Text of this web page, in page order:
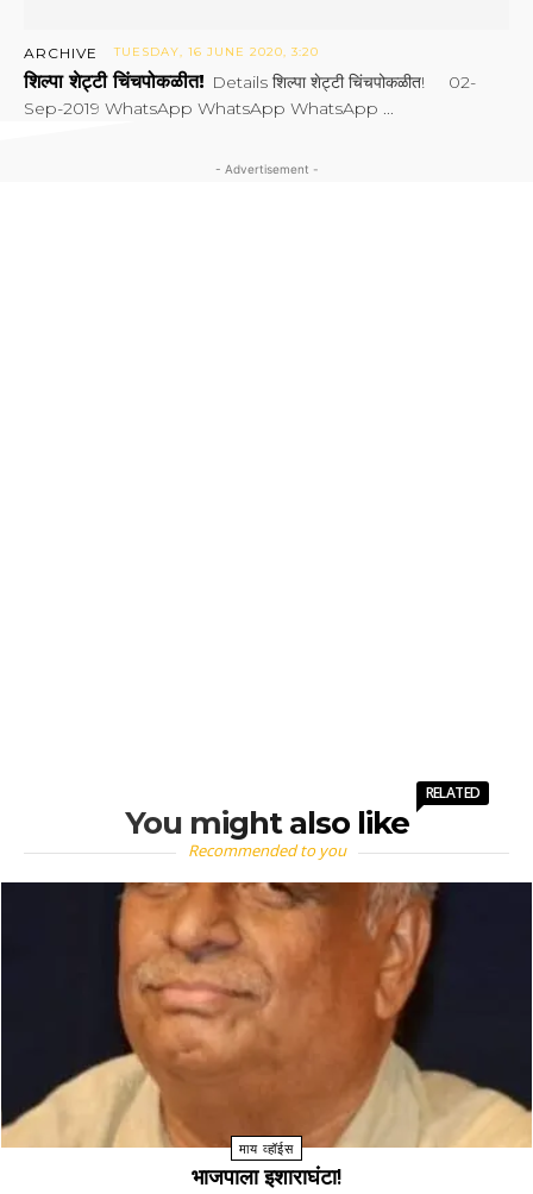
ARCHIVE TUESDAY, 16 JUNE 2020, 3:20
शिल्पा शेट्टी चिंचपोकळीत! Details शिल्पा शेट्टी चिंचपोकळीत! 02-
Sep-2019 WhatsApp WhatsApp WhatsApp ...
- Advertisement -
You might also like
RELATED
Recommended to you
माय व्हॉईस
भाजपाला इशाराघंटा!